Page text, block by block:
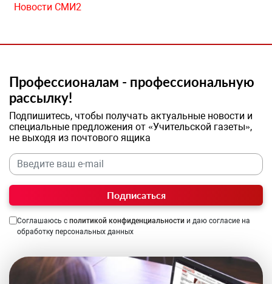
Новости СМИ2
Профессионалам - профессиональную
рассылку!
Подпишитесь, чтобы получать актуальные новости и
специальные предложения от «Учительской газеты»,
не выходя из почтового ящика
Подписаться
Соглашаюсь с политикой конфиденциальности и даю согласие на
обработку персональных данных